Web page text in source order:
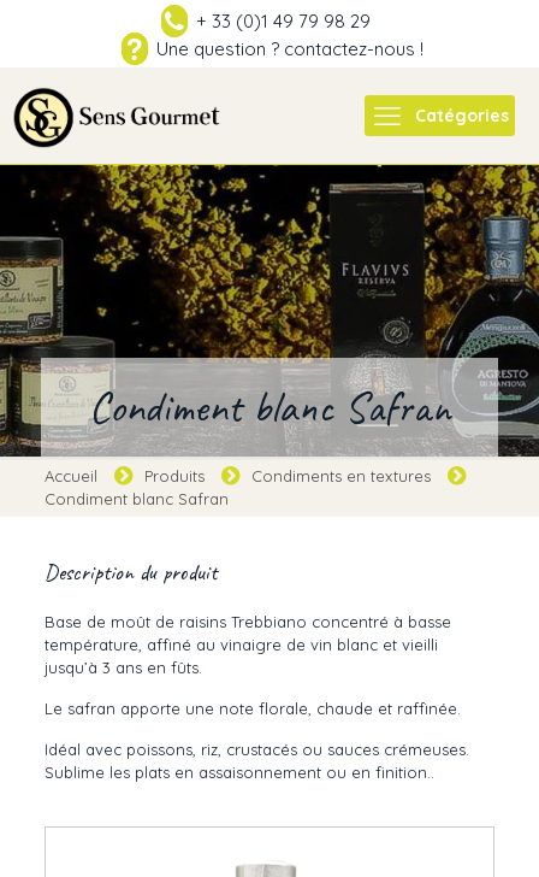
+ 33 (0)1 49 79 98 29
Une question ? contactez-nous !
Catégories
Condiment blanc Safran
Accueil Produits
Condiments en textures
Condiment blanc Safran
Description du produit
Base de moût de raisins Trebbiano concentré à basse
température, affiné au vinaigre de vin blanc et vieilli
jusqu’à 3 ans en fûts.
Le safran apporte une note florale, chaude et raffinée.
Idéal avec poissons, riz, crustacés ou sauces crémeuses.
Sublime les plats en assaisonnement ou en finition..